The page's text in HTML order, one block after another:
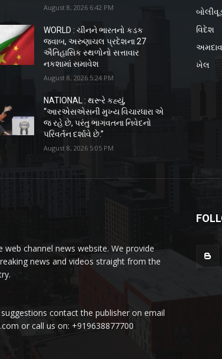
August 8, 2026 6:42 PM
WORLD : ચીનને ભારતનો કડક
જવાબ, અરુણાચલ પ્રદેશના 27
ઐતિહાસિક સ્થળોનો સત્તાવાર
નકશામાં સમાવેશ
August 8, 2026 5:24 PM
NATIONAL : થરૂરે કહ્યું,
“આરએસએસની મુખ્ય વિચારધારા એ
જ રહે છે, પરંતુ ભાગવતના નિવેદનો
પરિવર્તન દર્શાવે છે.”
August 8, 2026 5:05 PM
વિદેશ
ખેલ
web channel news website. We provide
news and videos straight from the
contact the publisher on email
or call us on: +919638877700